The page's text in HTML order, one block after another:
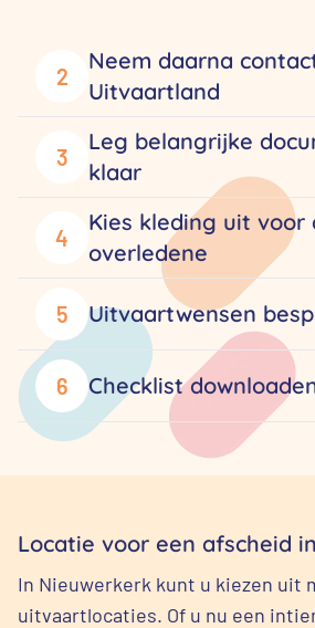
2
Neem daarna
Uitvaartland
3
Leg belangrijke
klaar
4
Kies kleding uit voor
overledene
5 Uitvaartwensen
6 Checklist
Locatie voor een afscheid
In Nieuwerkerk kunt u kiezen uit
uitvaartlocaties. Of u nu een